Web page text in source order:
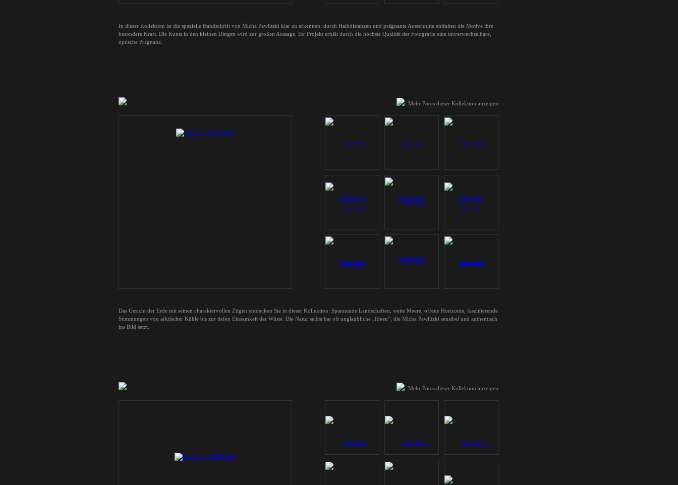
In dieser Kollektion ist die spezielle Handschrift von Micha Pawlitzki klar zu erkennen: durch Halbdistanzen und prägnante Ausschnitte entfalten die Motive ihre
besondere Kraft. Die Kunst in den kleinen Dingen wird zur großen Aussage. Ihr Projekt erhält durch die höchste Qualität der Fotografie eine unverwechselbare,
optische Prägnanz.
Mehr Fotos dieser Kollektion anzeigen
Das Gesicht der Erde mit seinen charaktervollen Zügen entdecken Sie in dieser Kollektion: Spannende Landschaften, weite Meere, offene Horizonte, faszinierende
Stimmungen von arktischer Kühle bis zur tiefen Einsamkeit der Wüste. Die Natur selbst hat oft unglaubliche „Ideen“, die Micha Pawlitzki sensibel und authentisch
ins Bild setzt.
Mehr Fotos dieser Kollektion anzeigen